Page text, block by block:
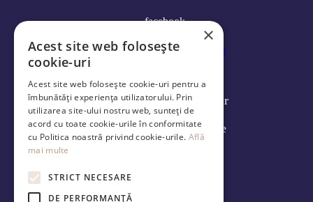
facebook
Modalități de livrare și retur
Politica de confidenţialitate
×
Acest site web folosește
cookie-uri
Acest site web folosește cookie-uri pentru a
îmbunătăți experiența utilizatorului. Prin
utilizarea site-ului nostru web, sunteți de
acord cu toate cookie-urile în conformitate
cu Politica noastră privind cookie-urile. Află
mai multe
STRICT NECESARE
DE PERFORMANȚĂ